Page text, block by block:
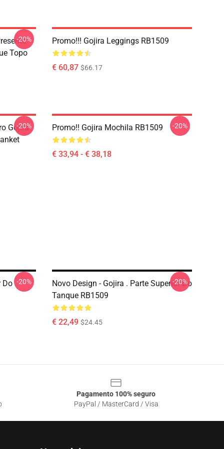
Topo
-20% Promo!!! Gojira Leggings RB1509
€ 60,87 $66.17
Gojira
-20% Promo!! Gojira Mochila RB1509
€ 33,94 - € 38,18
-20%
Do -20%
Novo Design - Gojira . Parte Superior Do
Tanque RB1509
€ 22,49 $24.45
-20%
Pagamento 100% seguro
PayPal / MasterCard / Visa